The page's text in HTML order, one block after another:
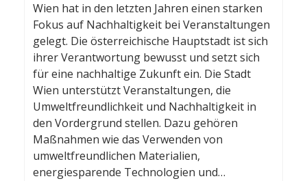
Wien hat in den letzten Jahren einen starken
Fokus auf Nachhaltigkeit bei Veranstaltungen
gelegt. Die österreichische Hauptstadt ist sich
ihrer Verantwortung bewusst und setzt sich
für eine nachhaltige Zukunft ein. Die Stadt
Wien unterstützt Veranstaltungen, die
Umweltfreundlichkeit und Nachhaltigkeit in
den Vordergrund stellen. Dazu gehören
Maßnahmen wie das Verwenden von
umweltfreundlichen Materialien,
energiesparende Technologien und…